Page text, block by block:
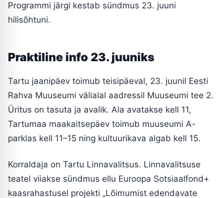
Programmi järgi kestab sündmus 23. juuni
hilisõhtuni.
Praktiline info 23. juuniks
Tartu jaanipäev toimub teisipäeval, 23. juunil Eesti
Rahva Muuseumi välialal aadressil Muuseumi tee 2.
Üritus on tasuta ja avalik. Ala avatakse kell 11,
Tartumaa maakaitsepäev toimub muuseumi A-
parklas kell 11–15 ning kultuurikava algab kell 15.
Korraldaja on Tartu Linnavalitsus. Linnavalitsuse
teatel viiakse sündmus ellu Euroopa Sotsiaalfond+
kaasrahastusel projekti „Lõimumist edendavate